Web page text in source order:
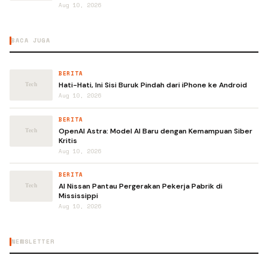
Aug 10, 2026
BACA JUGA
BERITA
Hati-Hati, Ini Sisi Buruk Pindah dari iPhone ke Android
Aug 10, 2026
BERITA
OpenAI Astra: Model AI Baru dengan Kemampuan Siber
Kritis
Aug 10, 2026
BERITA
AI Nissan Pantau Pergerakan Pekerja Pabrik di
Mississippi
Aug 10, 2026
NEWSLETTER